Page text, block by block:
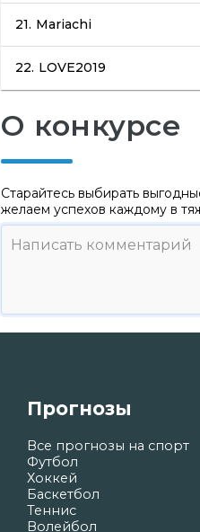
21. Mariachi
22. LOVE2019
О конкурсе
Старайтесь выбирать
желаем успехов каждому в
Прогнозы
Все прогнозы на спорт
Футбол
Хоккей
Баскетбол
Теннис
Волейбол